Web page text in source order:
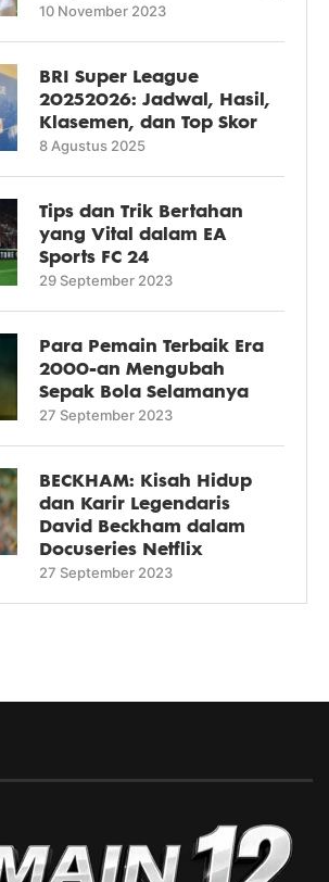
10 November 2023
BRI Super League
20252026: Jadwal, Hasil,
Klasemen, dan Top Skor
8 Agustus 2025
Tips dan Trik Bertahan
yang Vital dalam EA
Sports FC 24
29 September 2023
Para Pemain Terbaik Era
2000-an Mengubah
Sepak Bola Selamanya
27 September 2023
BECKHAM: Kisah Hidup
dan Karir Legendaris
David Beckham dalam
Docuseries Netflix
27 September 2023